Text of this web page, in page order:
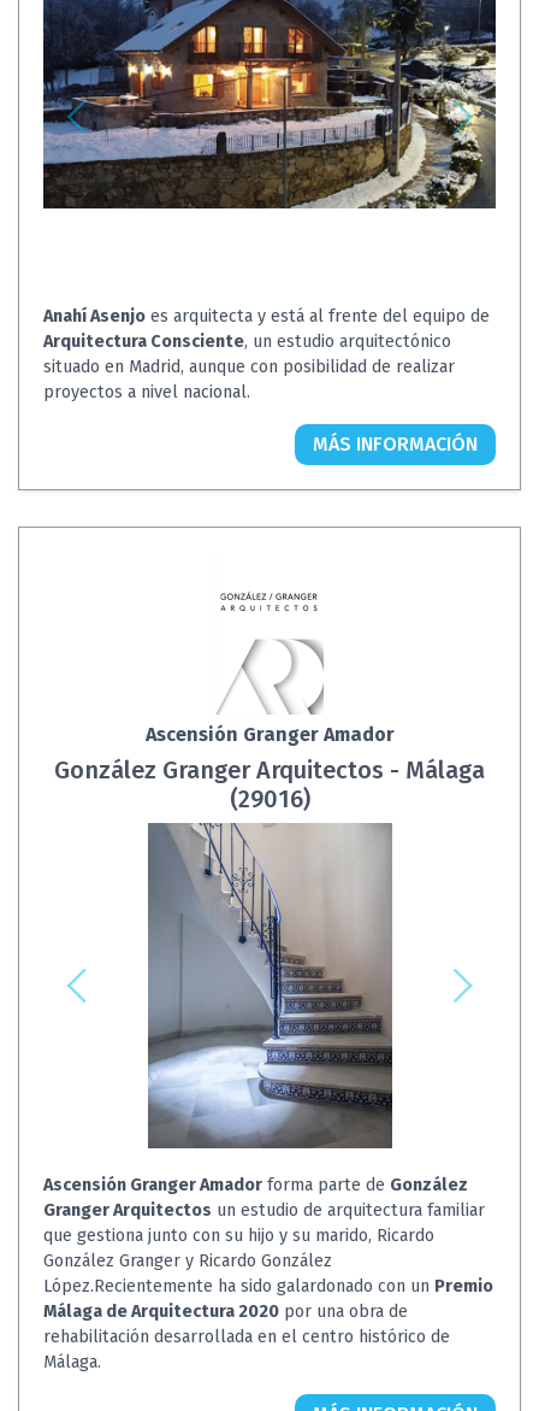
Anahí Asenjo es arquitecta y está al frente del equipo de
Arquitectura Consciente, un estudio arquitectónico
situado en Madrid, aunque con posibilidad de realizar
proyectos a nivel nacional.
MÁS INFORMACIÓN
Ascensión Granger Amador
González Granger Arquitectos - Málaga
(29016)
Ascensión Granger Amador forma parte de González
Granger Arquitectos un estudio de arquitectura familiar
que gestiona junto con su hijo y su marido, Ricardo
González Granger y Ricardo González
López.Recientemente ha sido galardonado con un Premio
Málaga de Arquitectura 2020 por una obra de
rehabilitación desarrollada en el centro histórico de
Málaga.